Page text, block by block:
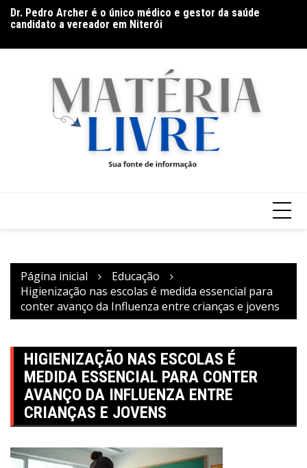
para
conteúdo
Dr. Pedro Archer é o único médico e gestor da saúde
candidato a vereador em Niterói
contra o Criciúma
Página inicial
Educação
Higienização nas escolas é medida essencial para
conter avanço da Influenza entre crianças e jovens
HIGIENIZAÇÃO NAS ESCOLAS É
MEDIDA ESSENCIAL PARA CONTER
AVANÇO DA INFLUENZA ENTRE
CRIANÇAS E JOVENS